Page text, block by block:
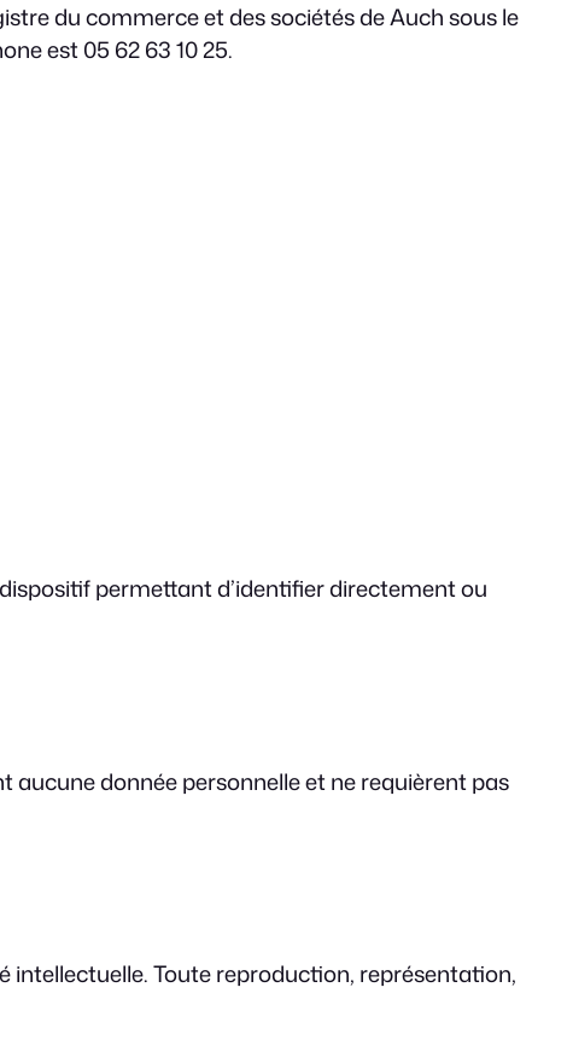
du commerce et des sociétés de Auch sous le
est 05 62 63 10 25.
permettant d’identifier directement ou
aucune donnée personnelle et ne requièrent pas
intellectuelle. Toute reproduction, représentation,